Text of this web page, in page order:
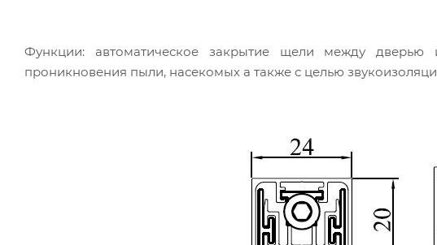
Функции: автоматическое закрытие щели между
проникновения пыли, насекомых а также с целью